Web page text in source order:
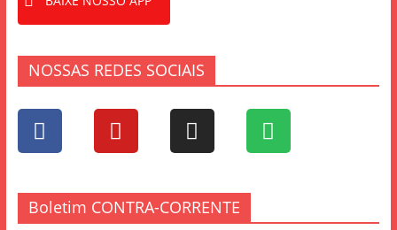
NOSSAS REDES SOCIAIS
Boletim CONTRA-CORRENTE